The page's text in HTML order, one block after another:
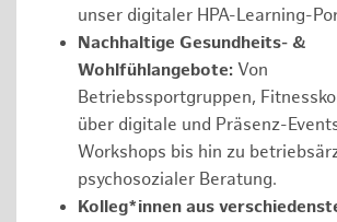
unser digitaler HPA-Learning-
Nachhaltige Gesundheits- &
Wohlfühlangebote: Von
Betriebssportgruppen,
über digitale und Präsenz-
Workshops bis hin zu
psychosozialer Beratung.
Kolleg*innen aus